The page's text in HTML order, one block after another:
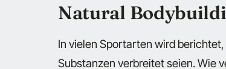
Natural
In vielen Sportarten wird
Substanzen verbreitet seien. Wie